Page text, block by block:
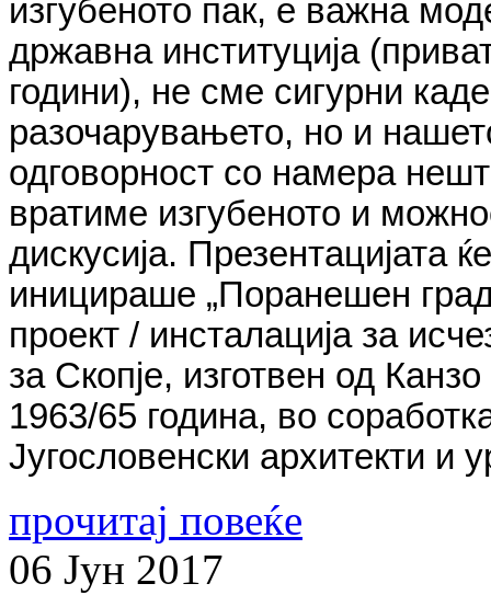
изгубеното пак, е важна
државна институција
години), не сме сигурни
разочарувањето, но и
одговорност со намера
вратиме изгубеното и
дискусија. Презентацијата
иницираше „Поранешен
проект / инсталација за
за Скопје, изготвен од
1963/65 година, во
Југословенски архитекти и
прочитај повеќе
06 Јун 2017